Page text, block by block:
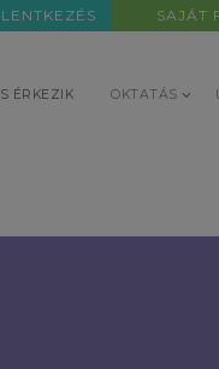
SAJÁT
ÉRKEZIK OKTATÁS